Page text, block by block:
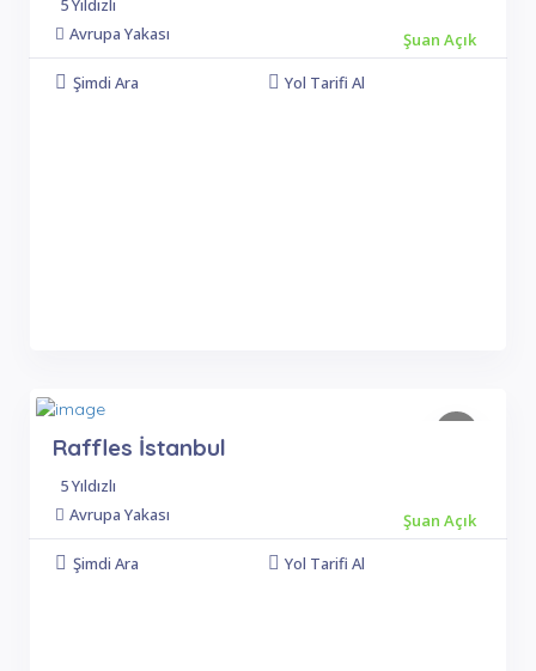
5 Yıldızlı
Avrupa Yakası
Şuan Açık
Şimdi Ara
Yol Tarifi Al
Raffles İstanbul
5 Yıldızlı
Avrupa Yakası
Şuan Açık
Şimdi Ara
Yol Tarifi Al